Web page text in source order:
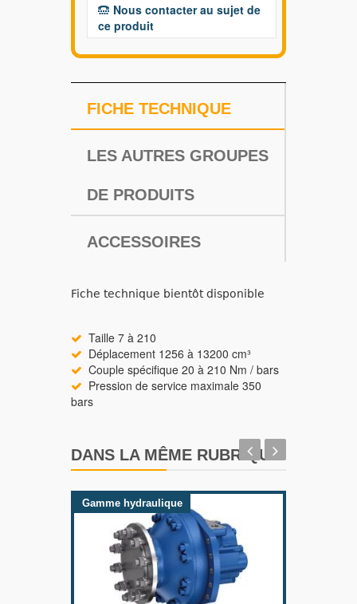
Nous contacter au sujet de
ce produit
FICHE TECHNIQUE
LES AUTRES GROUPES
DE PRODUITS
ACCESSOIRES
Fiche technique bientôt disponible
Taille 7 à 210
Déplacement 1256 à 13200 cm³
Couple spécifique 20 à 210 Nm / bars
Pression de service maximale 350
bars
DANS LA MÊME RUBRIQUE
Gamme hydraulique